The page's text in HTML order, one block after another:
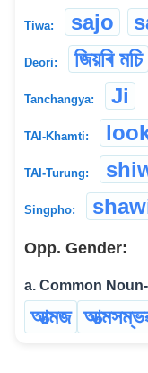
Tiwa: sajo
Deori: জিয়ৰি মচি
Tanchangya: Ji
TAI-Khamti:
TAI-Turung:
Singpho:
Opp. Gender:
a. Common
আত্মজ